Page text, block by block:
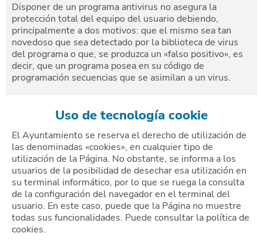
Disponer de un programa antivirus no asegura la
protección total del equipo del usuario debiendo,
principalmente a dos motivos: que el mismo sea tan
novedoso que sea detectado por la biblioteca de virus
del programa o que, se produzca un «falso positivo», es
decir, que un programa posea en su código de
programación secuencias que se asimilan a un virus.
Uso de tecnología cookie
El Ayuntamiento se reserva el derecho de utilización de
las denominadas «cookies», en cualquier tipo de
utilización de la Página. No obstante, se informa a los
usuarios de la posibilidad de desechar esa utilización en
su terminal informático, por lo que se ruega la consulta
de la configuración del navegador en el terminal del
usuario. En este caso, puede que la Página no muestre
todas sus funcionalidades. Puede consultar la política de
cookies.